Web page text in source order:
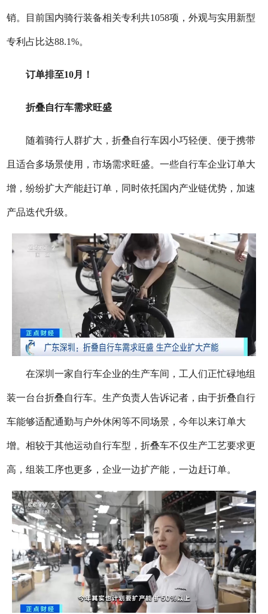
销。目前国内骑行装备相关专利共1058项，外观与实用新型
专利占比达88.1%。
订单排至10月！
折叠自行车需求旺盛
随着骑行人群扩大，折叠自行车因小巧轻便、便于携带
且适合多场景使用，市场需求旺盛。一些自行车企业订单大
增，纷纷扩大产能赶订单，同时依托国内产业链优势，加速
产品迭代升级。
在深圳一家自行车企业的生产车间，工人们正忙碌地组
装一台台折叠自行车。生产负责人告诉记者，由于折叠自行
车能够适配通勤与户外休闲等不同场景，今年以来订单大
增。相较于其他运动自行车型，折叠车不仅生产工艺要求更
高，组装工序也更多，企业一边扩产能，一边赶订单。